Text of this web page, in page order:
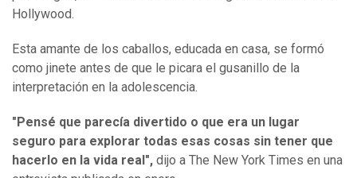
Hollywood.
Esta amante de los caballos, educada en casa, se formó
como jinete antes de que le picara el gusanillo de la
interpretación en la adolescencia.
"Pensé que parecía divertido o que era un lugar
seguro para explorar todas esas cosas sin tener que
hacerlo en la vida real", dijo a The New York Times en una